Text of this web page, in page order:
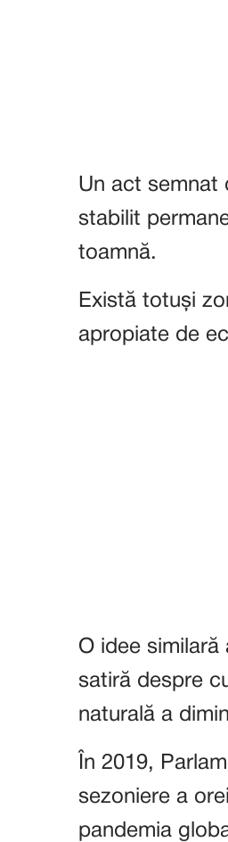
Un act semnat
stabilit
toamnă.
Există totuși
apropiate de
O idee similară
satiră despre
naturală a
În 2019,
sezoniere a
pandemia